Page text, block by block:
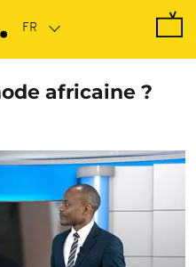
africaine ?